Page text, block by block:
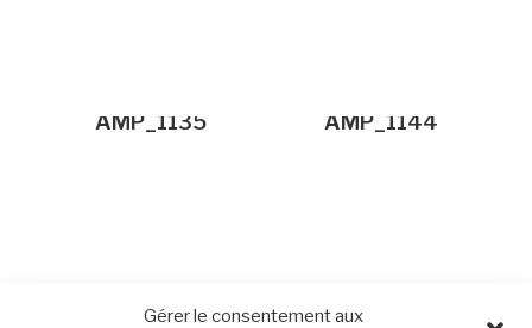
Gérer le consentement aux
AMP_1135 AMP_1144
AMP_1146 AMP_1148